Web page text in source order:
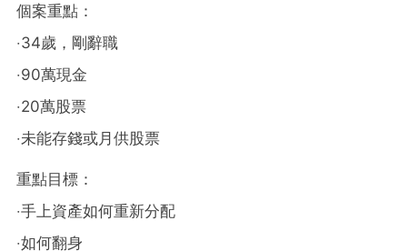
個案重點：
‧34歲，剛辭職
‧90萬現金
‧20萬股票
‧未能存錢或月供股票
重點目標：
‧手上資產如何重新分配
‧如何翻身